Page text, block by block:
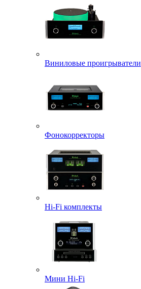
Виниловые проигрыватели
Фонокорректоры
Hi-Fi комплекты
Мини Hi-Fi